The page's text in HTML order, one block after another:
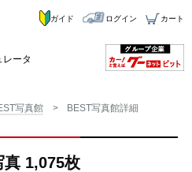
レータ
ガイド ログイン カート
写真館 BEST写真館詳細
1,075枚